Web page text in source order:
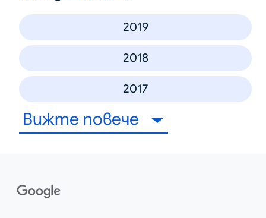
2019
2018
2017
Вижте повече